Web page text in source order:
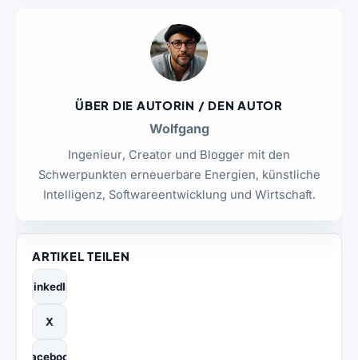
ÜBER DIE AUTORIN / DEN AUTOR
Wolfgang
Ingenieur, Creator und Blogger mit den
Schwerpunkten erneuerbare Energien, künstliche
Intelligenz, Softwareentwicklung und Wirtschaft.
ARTIKEL TEILEN
LinkedIn
X
Facebook